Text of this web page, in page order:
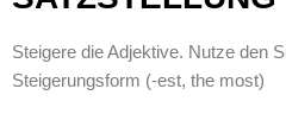
Steigere die Adjektive. Nutze den
Steigerungsform (-est, the most)